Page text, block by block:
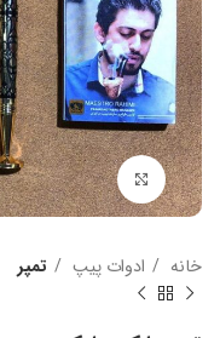
بزرگنمایی تصویر
خانه ادوات پیپ تمپر